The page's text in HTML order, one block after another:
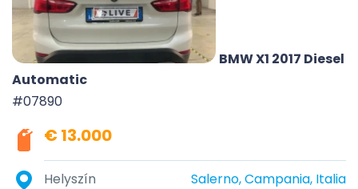
BMW X1 2017 Diesel
Automatic
#07890
€ 13.000
Helyszín Salerno, Campania, Italia